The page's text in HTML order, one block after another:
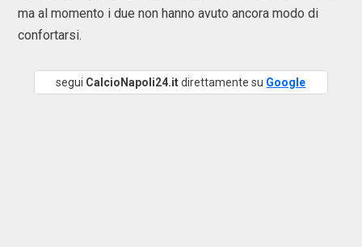
ma al momento i due non hanno avuto ancora modo di
confortarsi.
segui CalcioNapoli24.itdirettamente su Google